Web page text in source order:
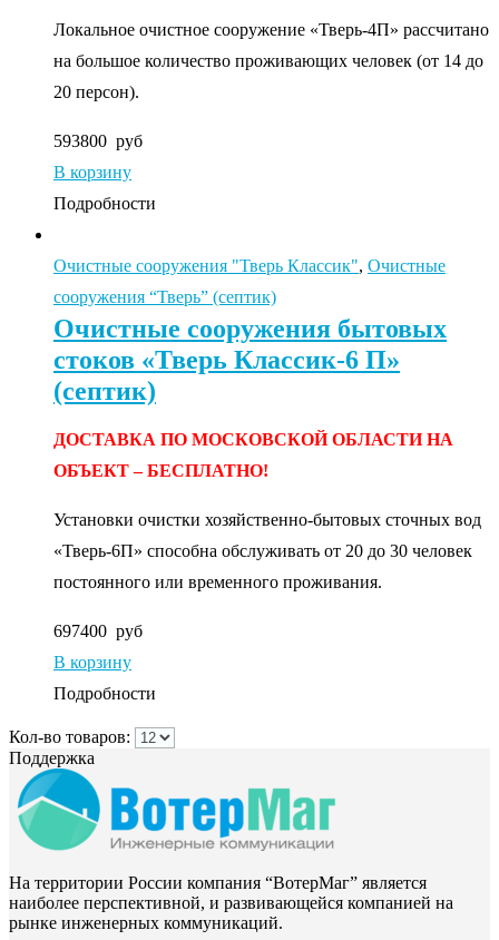
Локальное очистное сооружение «Тверь-4П» рассчитано
на большое количество проживающих человек (от 14 до
20 персон).
593800 руб
В корзину
Подробности
Очистные сооружения "Тверь Классик", Очистные
сооружения “Тверь” (септик)
Очистные сооружения бытовых
стоков «Тверь Классик-6 П»
(септик)
ДОСТАВКА ПО МОСКОВСКОЙ ОБЛАСТИ НА
ОБЪЕКТ – БЕСПЛАТНО!
Установки очистки хозяйственно-бытовых сточных вод
«Тверь-6П» способна обслуживать от 20 до 30 человек
постоянного или временного проживания.
697400 руб
В корзину
Подробности
Кол-во товаров:
Поддержка
На территории России компания “ВотерМаг” является
наиболее перспективной, и развивающейся компанией на
рынке инженерных коммуникаций.